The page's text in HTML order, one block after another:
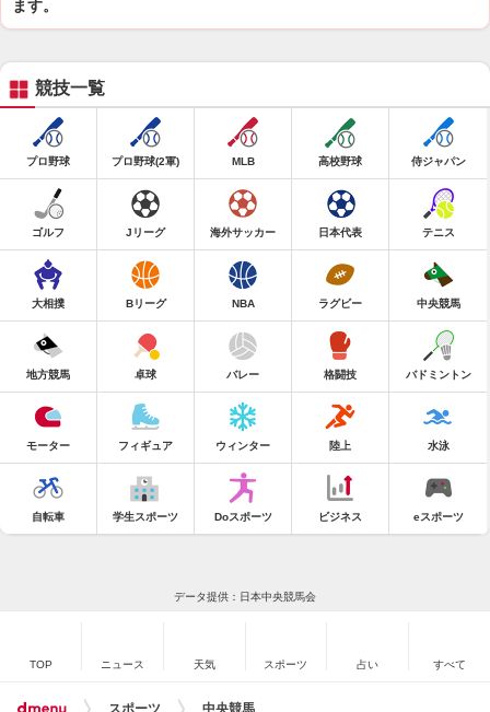
ます。
競技一覧
プロ野球 プロ野球(2軍) MLB 高校野球 侍ジャパン
ゴルフ Jリーグ 海外サッカー 日本代表 テニス
大相撲 Bリーグ NBA ラグビー 中央競馬
地方競馬 卓球 バレー 格闘技 バドミントン
モーター フィギュア ウィンター 陸上 水泳
自転車 学生スポーツ Doスポーツ ビジネス eスポーツ
データ提供：日本中央競馬会
TOP ニュース 天気 スポーツ 占い すべて
スポーツ 中央競馬